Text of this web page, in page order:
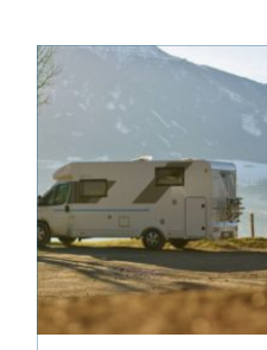
lättskötta golvlösningar.
I moderna
produktionsmiljöer
behöver golvet vara mer
än bara en slityta. Golvet
ska tåla tung trafi...